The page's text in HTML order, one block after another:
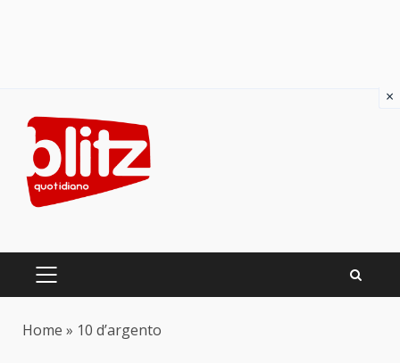
content
PRIMARY
Home » 10 d’argento
×